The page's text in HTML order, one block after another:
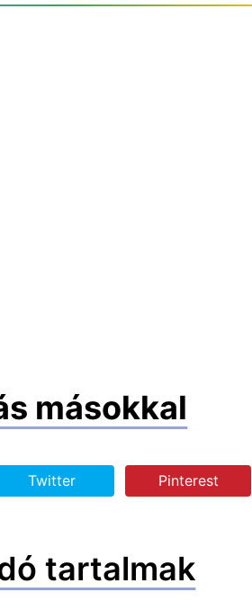
másokkal
Twitter Pinterest
tartalmak